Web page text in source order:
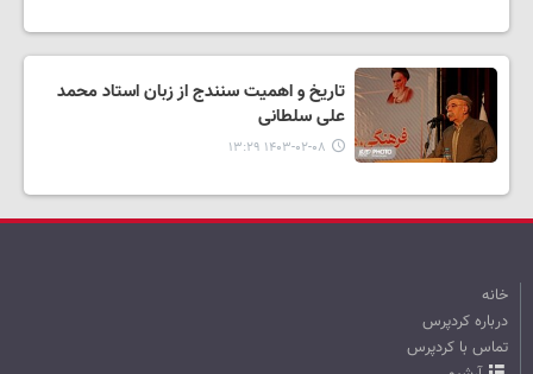
تاریخ و اهمیت سنندج از زبان استاد محمد
علی سلطانی
۱۴۰۳-۰۲-۰۸ ۱۳:۲۹
خانه
درباره کردپرس
تماس با کردپرس